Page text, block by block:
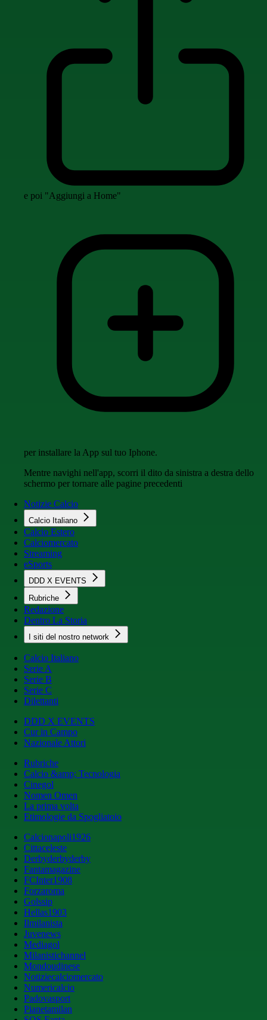
e poi "Aggiungi a Home"
per installare la App sul tuo Iphone.
Mentre navighi nell'app, scorri il dito da sinistra a destra dello
schermo per tornare alle pagine precedenti
Notizie Calcio
Calcio Italiano
Calcio Estero
Calciomercato
Streaming
eSports
DDD X EVENTS
Rubriche
Redazione
Dentro La Storia
I siti del nostro network
Calcio Italiano
Serie A
Serie B
Serie C
Dilettanti
DDD X EVENTS
Cur in Campo
Nazionale Attori
Rubriche
Calcio &amp; Tecnologia
Cinegol
Nomen Omen
La prima volta
Etimologie da Spogliatoio
Calcionapoli1926
Cittaceleste
Derbyderbyderby
Fantamagazine
FCInter1908
Forzaroma
Golssip
Hellas1903
Ilmilanista
Juvenews
Mediagol
Milanistichannel
Mondoudinese
Notiziecalciomercato
Numericalcio
Padovasport
Pianetamilan